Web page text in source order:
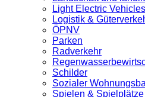
Light Electric
Logistik &
ÖPNV
Parken
Radverkehr
Schilder
Sozialer
Spielen & Spielplätze